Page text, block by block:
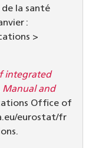
la santé
:
>
integrated
Manual and
Office of
eurostat/fr